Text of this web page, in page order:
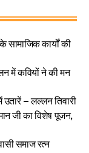
सामाजिक कार्यों की
में कवियों ने की मन
उतारें – लल्लन तिवारी
जी का विशेष पूजन,
समाज रत्न